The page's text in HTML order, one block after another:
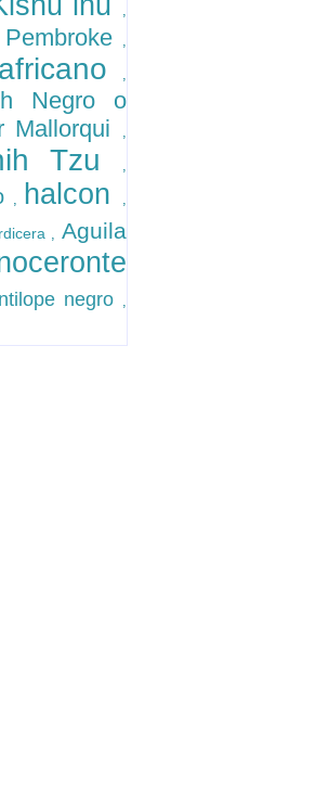
,
,
,
Negro o
Mallorqui ,
Tzu ,
, halcon ,
, Aguila
negro ,